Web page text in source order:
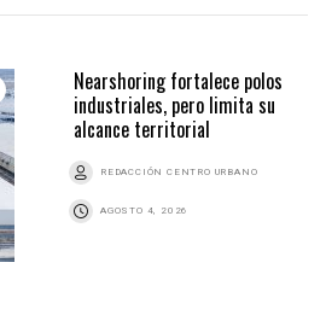
Nearshoring fortalece polos
industriales, pero limita su
alcance territorial
REDACCIÓN CENTRO URBANO
AGOSTO 4, 2026